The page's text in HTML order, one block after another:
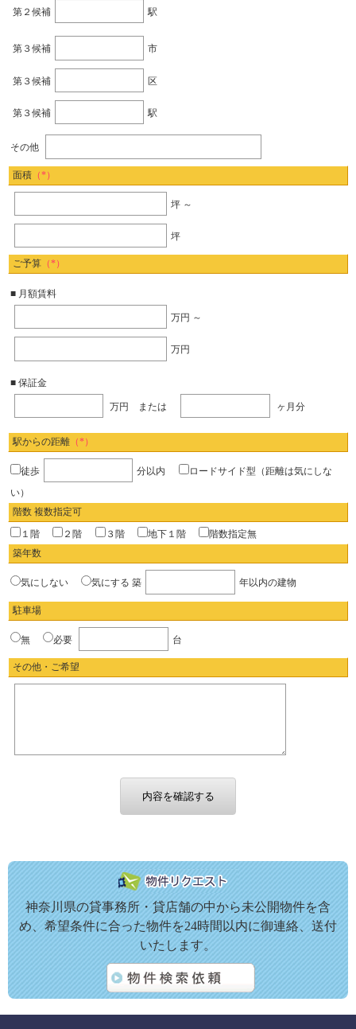
神奈川県の貸事務所・貸店舗の中から未公開物件を含
め、希望条件に合った物件を24時間以内に御連絡、送付
いたします。
第２候補 駅
第３候補 市
第３候補 区
第３候補 駅
その他
面積 （*）
坪 ～
坪
ご予算 （*）
■ 月額賃料
万円 ～
万円
■ 保証金
万円 または ヶ月分
駅からの距離 （*）
徒歩 分以内 ロードサイド型（距離は気にしな
い）
階数 複数指定可
１階 ２階 ３階 地下１階
階数指定無
築年数
気にしない 気にする 築 年以内の建物
駐車場
無 必要 台
その他・ご希望